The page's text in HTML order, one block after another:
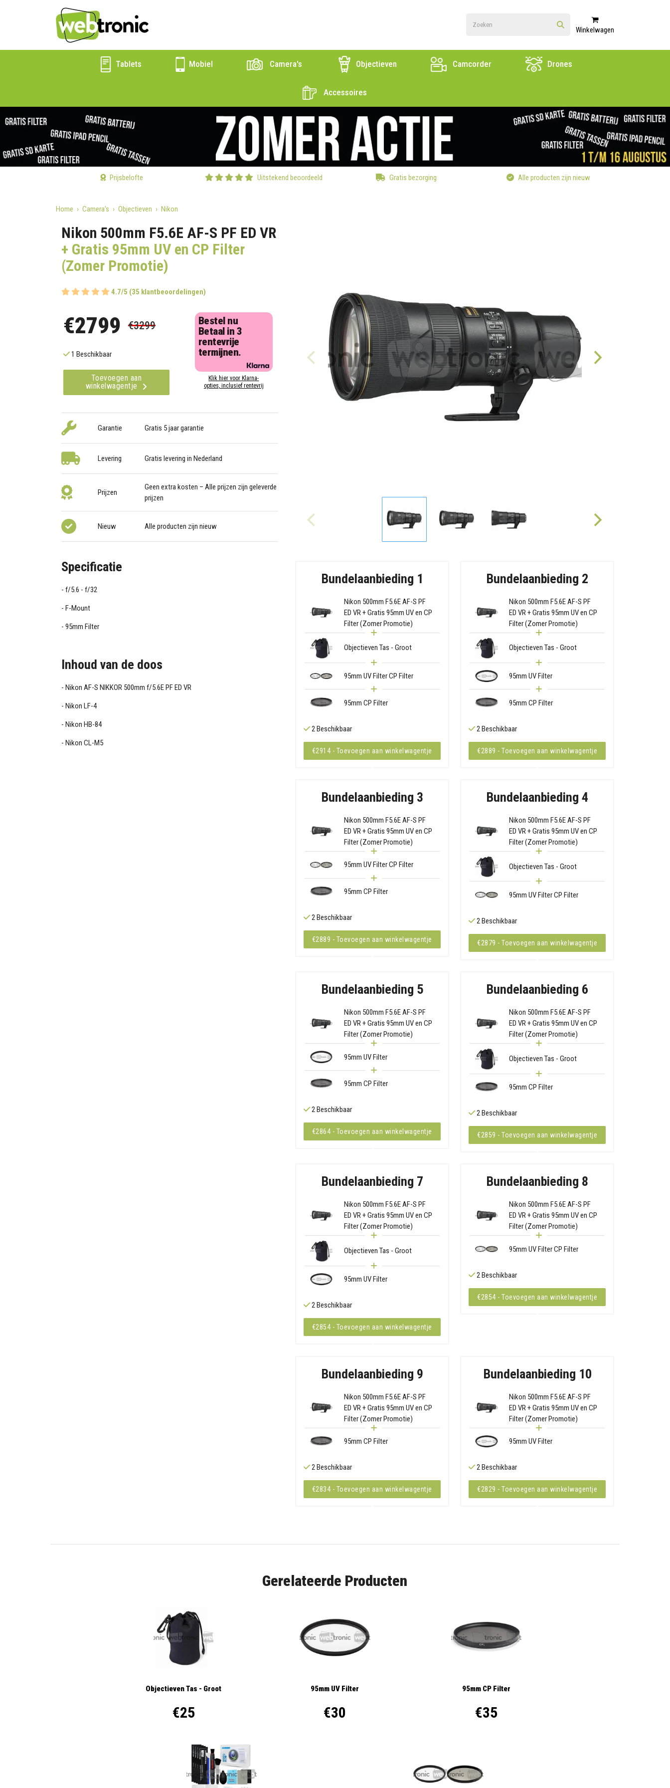
Winkelwagen
Tablets Mobiel Camera's Objectieven Camcorder Drones
Accessoires
Prijsbelofte Uitstekend beoordeeld Gratis bezorging Alle producten zijn nieuw
Home Camera's Objectieven Nikon
Nikon 500mm F5.6E AF-S PF ED VR
+ Gratis 95mm UV en CP Filter
(Zomer Promotie)
4.7/5 (35 klantbeoordelingen)
€2799 €3299
1 Beschikbaar
Toevoegen aan
winkelwagentje
Bestel nu
Betaal in 3
rentevrije
termijnen.
Klik hier voor Klarna-
opties, inclusief rentevrij
Garantie Gratis 5 jaar garantie
Levering Gratis levering in Nederland
Prijzen
Geen extra kosten – Alle prijzen zijn geleverde
prijzen
Nieuw Alle producten zijn nieuw
Bundelaanbieding 1
Nikon 500mm F5.6E AF-S PF
ED VR + Gratis 95mm UV en CP
Filter (Zomer Promotie)
Objectieven Tas - Groot
95mm UV Filter CP Filter
95mm CP Filter
2 Beschikbaar
€2914 - Toevoegen aan winkelwagentje
Bundelaanbieding 2
Nikon 500mm F5.6E AF-S PF
ED VR + Gratis 95mm UV en CP
Filter (Zomer Promotie)
Objectieven Tas - Groot
95mm UV Filter
95mm CP Filter
2 Beschikbaar
€2889 - Toevoegen aan winkelwagentje
Bundelaanbieding 3
Nikon 500mm F5.6E AF-S PF
ED VR + Gratis 95mm UV en CP
Filter (Zomer Promotie)
95mm UV Filter CP Filter
95mm CP Filter
2 Beschikbaar
€2889 - Toevoegen aan winkelwagentje
Bundelaanbieding 4
Nikon 500mm F5.6E AF-S PF
ED VR + Gratis 95mm UV en CP
Filter (Zomer Promotie)
Objectieven Tas - Groot
95mm UV Filter CP Filter
2 Beschikbaar
€2879 - Toevoegen aan winkelwagentje
Bundelaanbieding 5
Nikon 500mm F5.6E AF-S PF
ED VR + Gratis 95mm UV en CP
Filter (Zomer Promotie)
95mm UV Filter
95mm CP Filter
2 Beschikbaar
€2864 - Toevoegen aan winkelwagentje
Bundelaanbieding 6
Nikon 500mm F5.6E AF-S PF
ED VR + Gratis 95mm UV en CP
Filter (Zomer Promotie)
Objectieven Tas - Groot
95mm CP Filter
2 Beschikbaar
€2859 - Toevoegen aan winkelwagentje
Bundelaanbieding 7
Nikon 500mm F5.6E AF-S PF
ED VR + Gratis 95mm UV en CP
Filter (Zomer Promotie)
Objectieven Tas - Groot
95mm UV Filter
2 Beschikbaar
€2854 - Toevoegen aan winkelwagentje
Bundelaanbieding 8
Nikon 500mm F5.6E AF-S PF
ED VR + Gratis 95mm UV en CP
Filter (Zomer Promotie)
95mm UV Filter CP Filter
2 Beschikbaar
€2854 - Toevoegen aan winkelwagentje
Bundelaanbieding 9
Nikon 500mm F5.6E AF-S PF
ED VR + Gratis 95mm UV en CP
Filter (Zomer Promotie)
95mm CP Filter
2 Beschikbaar
€2834 - Toevoegen aan winkelwagentje
Bundelaanbieding 10
Nikon 500mm F5.6E AF-S PF
ED VR + Gratis 95mm UV en CP
Filter (Zomer Promotie)
95mm UV Filter
2 Beschikbaar
€2829 - Toevoegen aan winkelwagentje
Specificatie
f/5.6 - f/32
F-Mount
95mm Filter
Inhoud van de doos
Nikon AF-S NIKKOR 500mm f/5.6E PF ED VR
Nikon LF-4
Nikon HB-84
Nikon CL-M5
Gerelateerde Producten
Objectieven Tas - Groot
€25
95mm UV Filter
€30
95mm CP Filter
€35